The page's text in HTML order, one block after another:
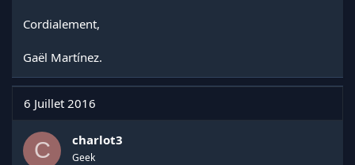
Cordialement,
Gaël Martínez.
6 Juillet 2016
C charlot3
Geek